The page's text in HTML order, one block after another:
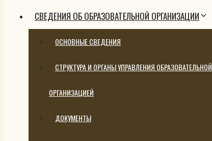
СВЕДЕНИЯ ОБ ОБРАЗОВАТЕЛЬНОЙ ОРГАНИЗАЦИИ
ОСНОВНЫЕ СВЕДЕНИЯ
СТРУКТУРА И ОРГАНЫ УПРАВЛЕНИЯ ОБРАЗОВАТЕЛЬНОЙ
ОРГАНИЗАЦИЕЙ
ДОКУМЕНТЫ